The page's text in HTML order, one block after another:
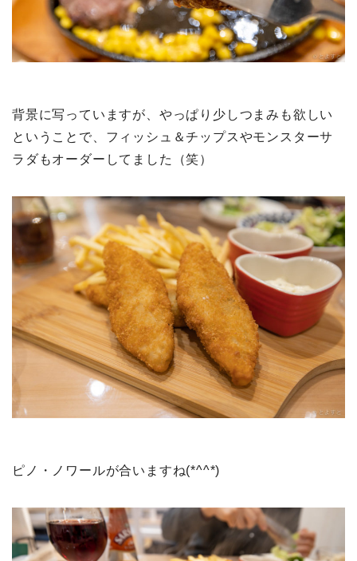
背景に写っていますが、やっぱり少しつまみも欲しい
ということで、フィッシュ＆チップスやモンスターサ
ラダもオーダーしてました（笑）
ピノ・ノワールが合いますね(*^^*)